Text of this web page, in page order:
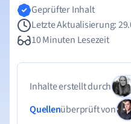
Geprüfter Inhalt
Letzte Aktualisierung:
10 Minuten Lesezeit
Inhalte erstellt durch
Quellenüberprüft von